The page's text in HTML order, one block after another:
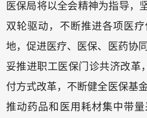
医保局将以全会精神为指导，
双轮驱动，不断推进各项医
地，促进医疗、医保、医药协
妥推进职工医保门诊共济改革
付方式改革，不断健全医保基
推动药品和医用耗材集中带